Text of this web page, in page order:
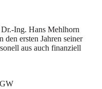
Ing. Hans Mehlhorn
den ersten Jahren seiner
aus auch finanziell